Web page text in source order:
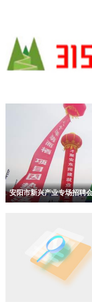
安阳市新兴产业专场招聘